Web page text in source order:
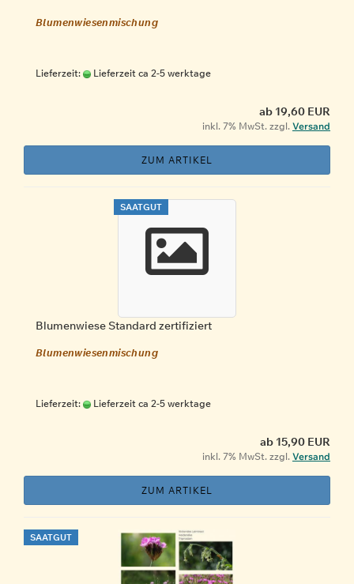
Blumenwiesenmischung
Lieferzeit: Lieferzeit ca 2-5 werktage
ab 19,60 EUR
inkl. 7% MwSt. zzgl. Versand
ZUM ARTIKEL
SAATGUT
Blumenwiese Standard zertifiziert
Blumenwiesenmischung
Lieferzeit: Lieferzeit ca 2-5 werktage
ab 15,90 EUR
inkl. 7% MwSt. zzgl. Versand
ZUM ARTIKEL
SAATGUT